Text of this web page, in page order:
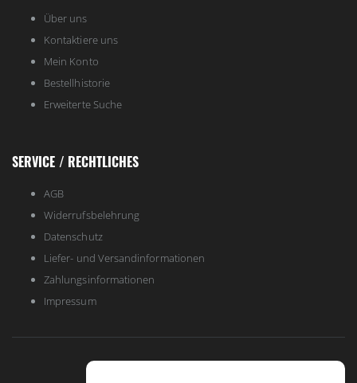
Über uns
Kontaktiere uns
Mein Konto
Bestellhistorie
Erweiterte Suche
SERVICE / RECHTLICHES
AGB
Widerrufsbelehrung
Datenschutz
Liefer- und Versandinformationen
Zahlungsinformationen
Impressum